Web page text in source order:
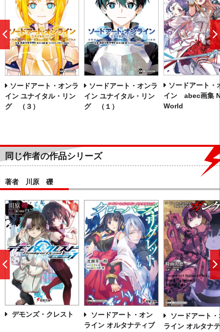
ソードアート・オンラ
イン ユナイタル・リン
グ （３）
ソードアート・オンラ
イン ユナイタル・リン
グ （１）
ソードアート・
イン abec画集
World
前
へ
同じ作者の作品シリーズ
著者 川原 礫
デモンズ・クレスト
ソードアート・オン
ライン オルタナティブ
ソードアート・
ライン オルタナ